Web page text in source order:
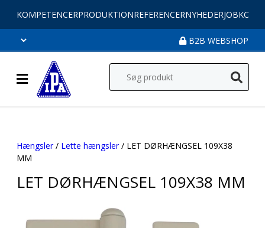
KOMPETENCERPRODUKTIONREFERENCERNYHEDERJOB
B2B WEBSHOP
Hængsler/ Lette hængsler/ LET DØRHÆNGSEL 109X38
MM
LET DØRHÆNGSEL 109X38 MM